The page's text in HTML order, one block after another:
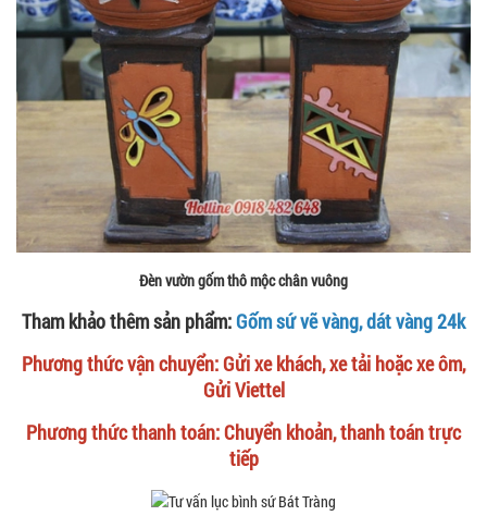
Đèn vườn gốm thô mộc chân vuông
Tham khảo thêm sản phẩm:Gốm sứ vẽ vàng, dát vàng 24k
Phương thức vận chuyển: Gửi xe khách, xe tải hoặc xe ôm,
Gửi Viettel
Phương thức thanh toán: Chuyển khoản, thanh toán trực
tiếp